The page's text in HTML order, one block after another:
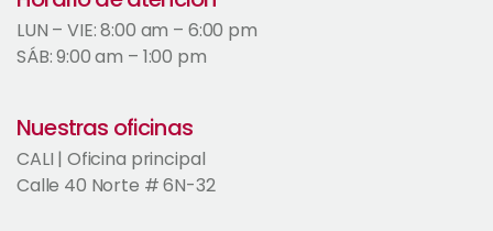
LUN – VIE: 8:00 am – 6:00 pm
SÁB: 9:00 am – 1:00 pm
Nuestras oficinas
CALI | Oficina principal
Calle 40 Norte # 6N-32